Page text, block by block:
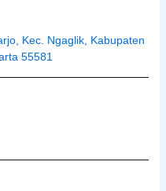
Kec. Ngaglik, Kabupaten
55581